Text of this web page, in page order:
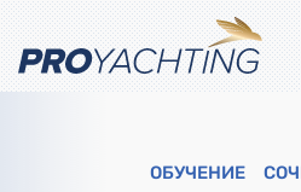
ОБУЧЕНИЕ